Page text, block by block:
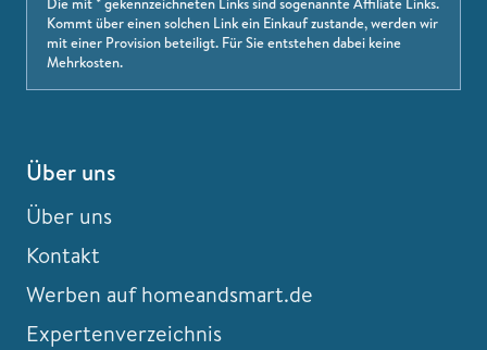
Kommt über einen solchen Link ein Einkauf zustande, werden wir
mit einer Provision beteiligt. Für Sie entstehen dabei keine
Mehrkosten.
Über uns
Über uns
Kontakt
Werben auf homeandsmart.de
Expertenverzeichnis